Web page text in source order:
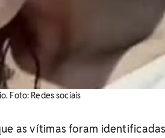
Foto: Redes sociais
as vítimas foram